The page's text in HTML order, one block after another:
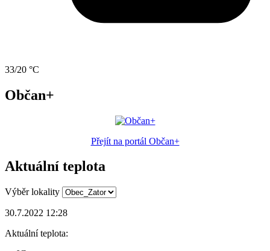
33/20 °C
Občan+
Přejít na portál Občan+
Aktuální teplota
Výběr lokality
30.7.2022 12:28
Aktuální teplota: